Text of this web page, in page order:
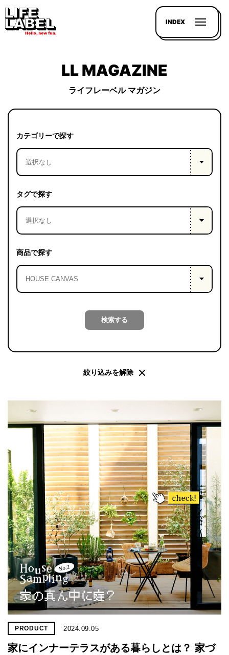
INDEX
UP
PROJECT
LIFE
LABEL
はい
企業の
方へ
お問い
合わせ
プライ
バシー
ポリシ
ー
採用情
報
LL MAGAZINE
ライフレーベル マガジン
カテゴリーで探す
タグで探す
商品で探す
検索する
絞り込みを解除
PRODUCT 2024.09.05
家にインナーテラスがある暮らしとは？ 家づ